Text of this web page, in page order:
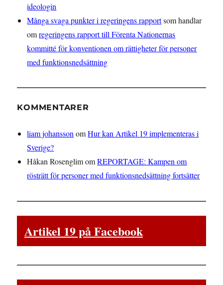
ideologin
Många svaga punkter i regeringens rapportsom handlar
omregeringens rapport till Förenta Nationernas
kommitté för konventionen om rättigheter för personer
med funktionsnedsättning
KOMMENTARER
liam johanssonomHur kan Artikel 19 implementeras i
Sverige?
Håkan RosenglimomREPORTAGE: Kampen om
rösträtt för personer med funktionsnedsättning fortsätter
Artikel 19 på Facebook